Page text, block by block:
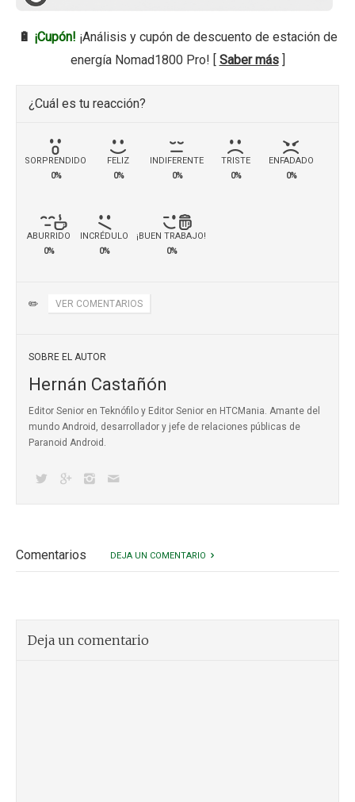
🔋 ¡Cupón! ¡Análisis y cupón de descuento de estación de
energía Nomad1800 Pro! [ Saber más]
¿Cuál es tu reacción?
SORPRENDIDO
0%
FELIZ
0%
INDIFERENTE
0%
TRISTE
0%
ENFADADO
0%
ABURRIDO
0%
INCRÉDULO
0%
¡BUEN TRABAJO!
0%
✏️ VER COMENTARIOS
SOBRE EL AUTOR
Hernán Castañón
Editor Senior en Teknófilo y Editor Senior en HTCMania. Amante del
mundo Android, desarrollador y jefe de relaciones públicas de
Paranoid Android.
Comentarios DEJA UN COMENTARIO
Deja un comentario